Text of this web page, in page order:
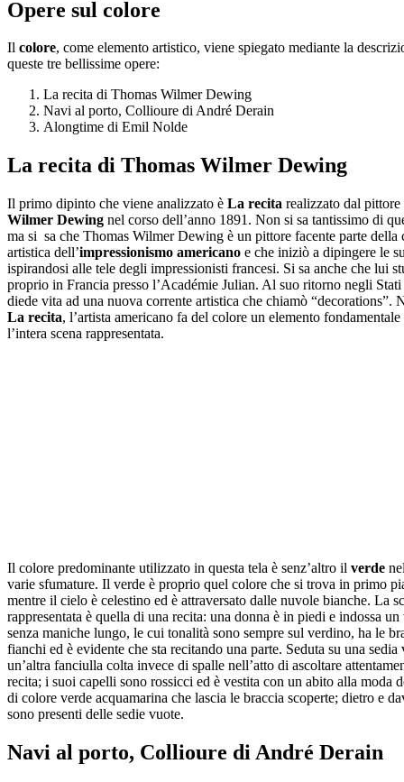
Opere sul colore
Il colore, come elemento artistico, viene spiegato mediante la
queste tre bellissime opere:
La recita di Thomas Wilmer Dewing
Navi al porto, Collioure di André Derain
Alongtime di Emil Nolde
La recita di Thomas Wilmer Dewing
Il primo dipinto che viene analizzato è La recita realizzato dal pittore
Wilmer Dewing nel corso dell’anno 1891. Non si sa tantissimo di
ma si sa che Thomas Wilmer Dewing è un pittore facente parte della
artistica dell’impressionismo americano e che iniziò a dipingere le
ispirandosi alle tele degli impressionisti francesi. Si sa anche che lui
proprio in Francia presso l’Académie Julian. Al suo ritorno negli
diede vita ad una nuova corrente artistica che chiamò “decorations”.
La recita, l’artista americano fa del colore un elemento fondamentale
l’intera scena rappresentata.
Il colore predominante utilizzato in questa tela è senz’altro il verde
varie sfumature. Il verde è proprio quel colore che si trova in primo
mentre il cielo è celestino ed è attraversato dalle nuvole bianche. La
rappresentata è quella di una recita: una donna è in piedi e indossa un
senza maniche lungo, le cui tonalità sono sempre sul verdino, ha le
fianchi ed è evidente che sta recitando una parte. Seduta su una sedia
un’altra fanciulla colta invece di spalle nell’atto di ascoltare
recita; i suoi capelli sono rossicci ed è vestita con un abito alla moda
di colore verde acquamarina che lascia le braccia scoperte; dietro e
sono presenti delle sedie vuote.
Navi al porto, Collioure di André Derain